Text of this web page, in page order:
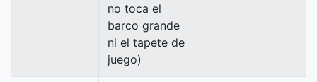
no toca el
barco grande
ni el tapete de
juego)